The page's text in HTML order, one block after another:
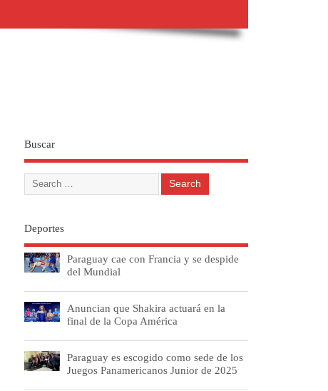
Buscar
Deportes
Paraguay cae con Francia y se despide
del Mundial
Anuncian que Shakira actuará en la
final de la Copa América
Paraguay es escogido como sede de los
Juegos Panamericanos Junior de 2025